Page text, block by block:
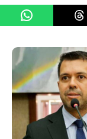
Share on